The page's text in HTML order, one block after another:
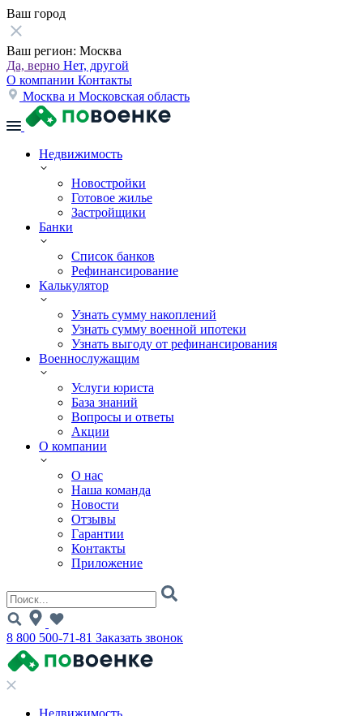
Ваш город
Ваш регион: Москва
Да, верно Нет, другой
О компании Контакты
Москва и Московская область
Недвижимость
Новостройки
Готовое жилье
Застройщики
Банки
Список банков
Рефинансирование
Калькулятор
Узнать сумму накоплений
Узнать сумму военной ипотеки
Узнать выгоду от рефинансирования
Военнослужащим
Услуги юриста
База знаний
Вопросы и ответы
Акции
О компании
О нас
Наша команда
Новости
Отзывы
Гарантии
Контакты
Приложение
8 800 500-71-81 Заказать звонок
Недвижимость